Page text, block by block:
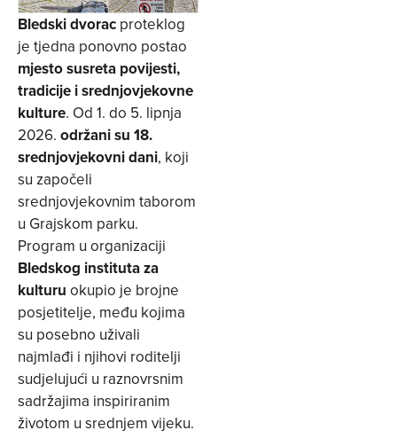
Bledski dvorac proteklog
je tjedna ponovno postao
mjesto susreta povijesti,
tradicije i srednjovjekovne
kulture. Od 1. do 5. lipnja
2026. održani su 18.
srednjovjekovni dani, koji
su započeli
srednjovjekovnim taborom
u Grajskom parku.
Program u organizaciji
Bledskog instituta za
kulturu okupio je brojne
posjetitelje, među kojima
su posebno uživali
najmlađi i njihovi roditelji
sudjelujući u raznovrsnim
sadržajima inspiriranim
životom u srednjem vijeku.